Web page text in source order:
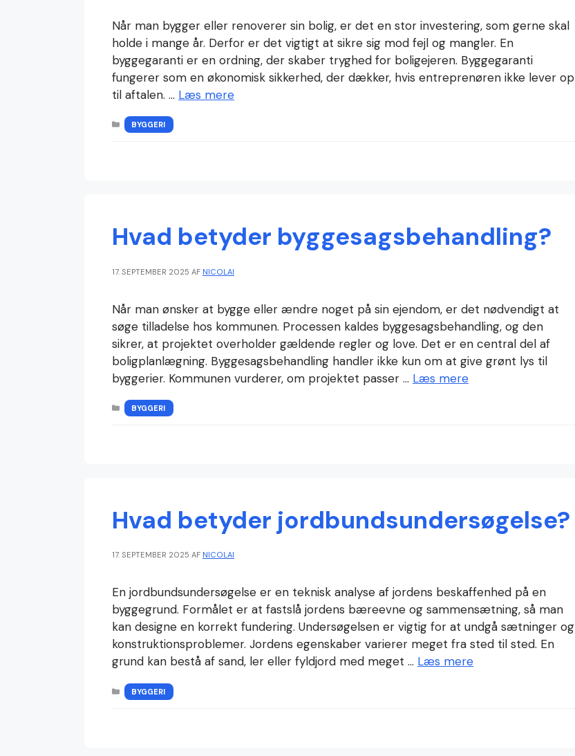
Når man bygger eller renoverer sin bolig, er det en stor investering, som gerne skal
holde i mange år. Derfor er det vigtigt at sikre sig mod fejl og mangler. En
byggegaranti er en ordning, der skaber tryghed for boligejeren. Byggegaranti
fungerer som en økonomisk sikkerhed, der dækker, hvis entreprenøren ikke lever op
til aftalen. … Læs mere
KATEGORIER
BYGGERI
Hvad betyder byggesagsbehandling?
17. SEPTEMBER 2025 AF NICOLAI
Når man ønsker at bygge eller ændre noget på sin ejendom, er det nødvendigt at
søge tilladelse hos kommunen. Processen kaldes byggesagsbehandling, og den
sikrer, at projektet overholder gældende regler og love. Det er en central del af
boligplanlægning. Byggesagsbehandling handler ikke kun om at give grønt lys til
byggerier. Kommunen vurderer, om projektet passer … Læs mere
KATEGORIER
BYGGERI
Hvad betyder jordbundsundersøgelse?
17. SEPTEMBER 2025 AF NICOLAI
En jordbundsundersøgelse er en teknisk analyse af jordens beskaffenhed på en
byggegrund. Formålet er at fastslå jordens bæreevne og sammensætning, så man
kan designe en korrekt fundering. Undersøgelsen er vigtig for at undgå sætninger og
konstruktionsproblemer. Jordens egenskaber varierer meget fra sted til sted. En
grund kan bestå af sand, ler eller fyldjord med meget … Læs mere
KATEGORIER
BYGGERI